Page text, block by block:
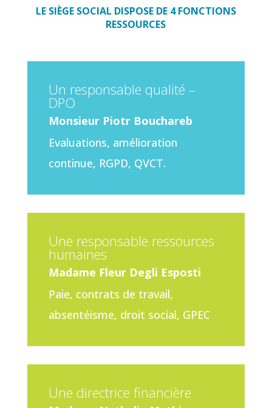
LE SIÈGE SOCIAL DISPOSE DE 4 FONCTIONS
RESSOURCES
Un responsable qualité –
DPO
Monsieur Piotr Bouchareb
Evaluations, amélioration
continue, RGPD, QVCT.
Une responsable ressources
humaines
Madame Fleur Degli Esposti
Paie, contrats de travail,
absentéisme, droit social, GPEC
Une directrice financière